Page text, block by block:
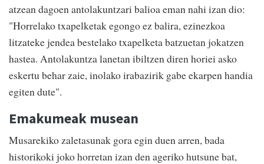
atzean dagoen antolakuntzari balioa eman nahi izan dio:
"Horrelako txapelketak egongo ez balira, ezinezkoa
litzateke jendea bestelako txapelketa batzuetan jokatzen
hastea. Antolakuntza lanetan ibiltzen diren horiei asko
eskertu behar zaie, inolako irabazirik gabe ekarpen handia
egiten dute".
Emakumeak musean
Musarekiko zaletasunak gora egin duen arren, bada
historikoki joko horretan izan den ageriko hutsune bat,